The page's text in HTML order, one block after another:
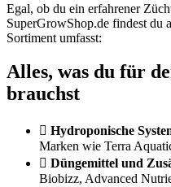
Egal, ob du ein erfahrener
SuperGrowShop.de findest du
Sortiment umfasst:
Alles, was du für
brauchst
Hydroponische
Marken wie Terra
Düngemittel und
Biobizz, Advanced